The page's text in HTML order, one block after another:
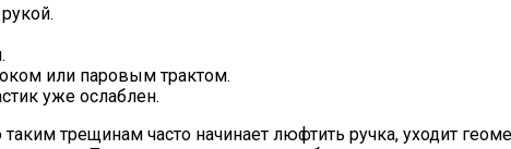
или паровым трактом.
уже ослаблен.
трещинам часто начинает люфтить ручка, уходит